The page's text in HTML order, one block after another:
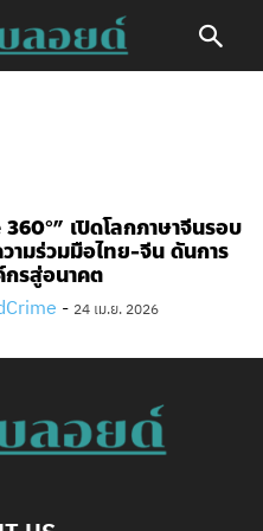
เปิดโลกภาษาจีนรอบ
ามร่วมมือไทย-จีน ดันการ
รสู่อนาคต
- 24 เม.ย. 2026